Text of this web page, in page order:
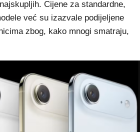
Cijene za standardne,
već su izazvale podijeljene
zbog, kako mnogi smatraju,